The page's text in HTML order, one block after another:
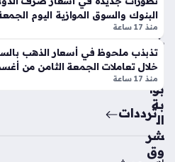
ورن
تين
ا
خلا
ل
ال
ص
ي
ف
الح
ئ
في
خد
ما
ت
بوا
بة
ال
شر
وق
البنوك والسوق الموازية اليوم
منذ 17 ساعة
تذبذب ملحوظ في أسعار الذهب
خلال تعاملات الجمعة الثامن من
منذ 17 ساعة
ترددات